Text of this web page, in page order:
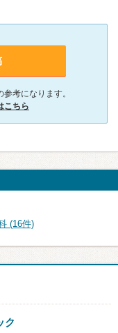
考になります。
こちら
(16件)
ク